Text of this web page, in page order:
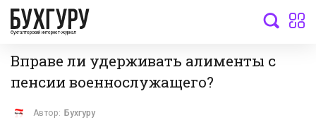
бухгалтерский интернет-журнал
Вправе ли удерживать алименты с
пенсии военнослужащего?
Автор: Бухгуру